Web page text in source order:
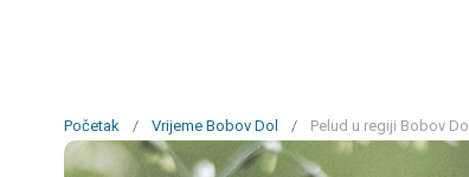
Početak / Vrijeme Bobov Dol / Pelud u regiji Bobov Dol